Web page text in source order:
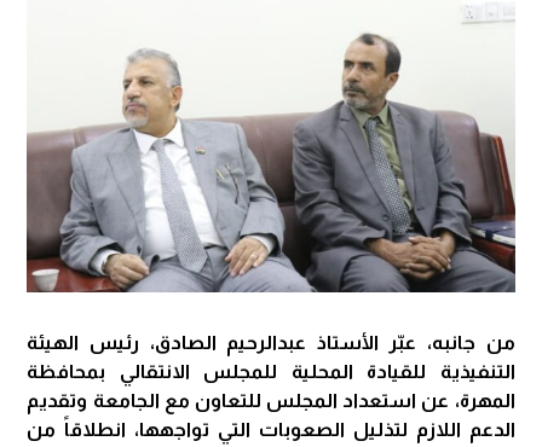
من جانبه، عبّر الأستاذ عبدالرحيم الصادق، رئيس الهيئة
التنفيذية للقيادة المحلية للمجلس الانتقالي بمحافظة
المهرة، عن استعداد المجلس للتعاون مع الجامعة وتقديم
الدعم اللازم لتذليل الصعوبات التي تواجهها، انطلاقاً من